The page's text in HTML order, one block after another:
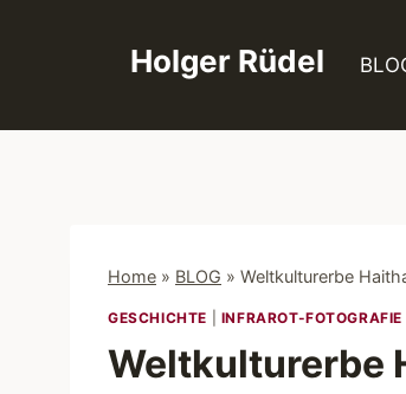
Holger Rüdel
Home » BLOG » Weltkulturerbe
GESCHICHTE INFRAROT-FOTOGRAFIE
Weltkulturerbe